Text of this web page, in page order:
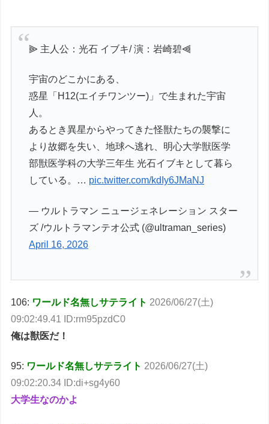
⫸ 主人公：光石 イブキ/ 演：岩崎碧⫷
宇宙のどこかにある、
惑星「H12(エイチワンツー)」で生まれた宇宙
人。
あるとき異星からやってきた怪獣たちの襲撃に
より故郷を失い、地球へ逃れ、明⼼⼤学獣医学
部獣医学科の⼤学三年生 光⽯イブキとして暮ら
している。… pic.twitter.com/kdIy6JMaNJ
— ウルトラマン ニュージェネレーション スター
ズ /ウルトラマンテオ公式 (@ultraman_series)
April 16, 2026
106: ワールド名無しサテライト 2026/06/27(土)
09:02:49.41 ID:rm95pzdC0
俺は獣医だ！
95: ワールド名無しサテライト 2026/06/27(土)
09:02:20.34 ID:di+sg4y60
大学生なのかよ